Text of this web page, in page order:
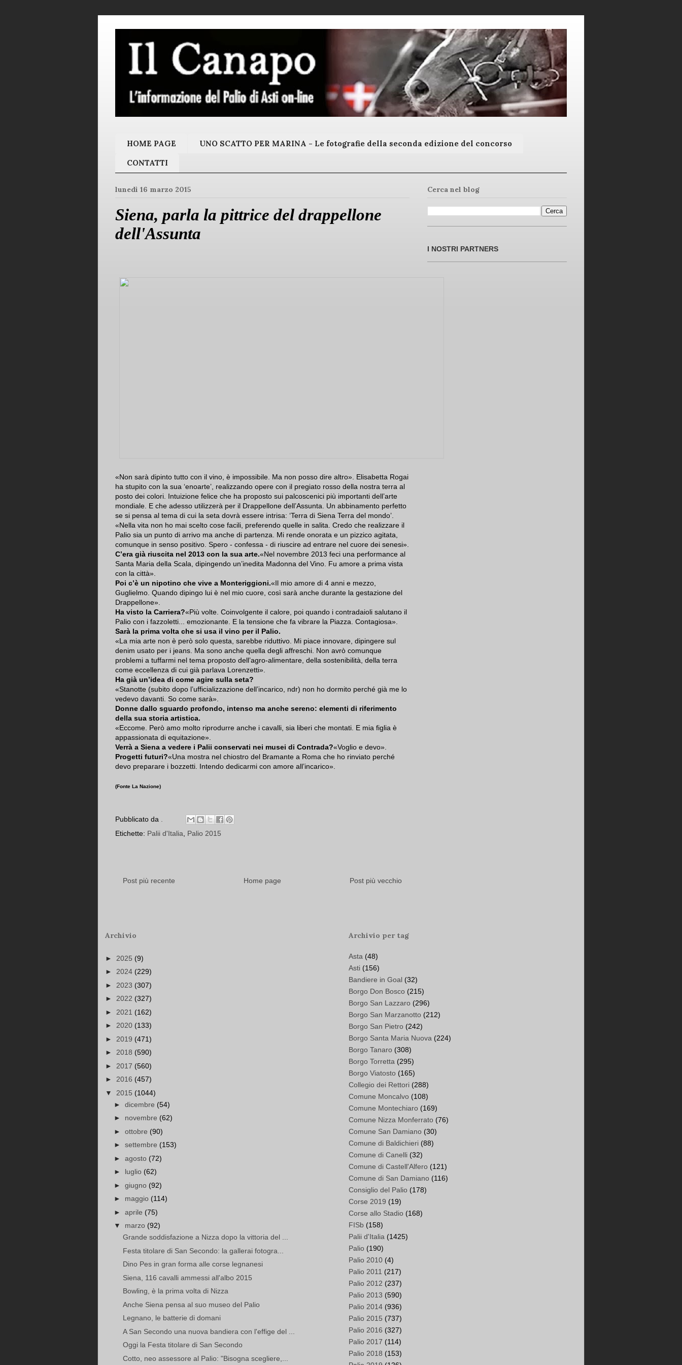
HOME PAGE UNO SCATTO PER MARINA - Le fotografie della seconda edizione del concorso
CONTATTI
lunedì 16 marzo 2015
Siena, parla la pittrice del drappellone
dell'Assunta
«Non sarà dipinto tutto con il vino, è impossibile. Ma non posso dire altro». Elisabetta Rogai
ha stupito con la sua ‘enoarte’, realizzando opere con il pregiato rosso della nostra terra al
posto dei colori. Intuizione felice che ha proposto sui palcoscenici più importanti dell’arte
mondiale. E che adesso utilizzerà per il Drappellone dell’Assunta. Un abbinamento perfetto
se si pensa al tema di cui la seta dovrà essere intrisa: ‘Terra di Siena Terra del mondo’.
«Nella vita non ho mai scelto cose facili, preferendo quelle in salita. Credo che realizzare il
Palio sia un punto di arrivo ma anche di partenza. Mi rende onorata e un pizzico agitata,
comunque in senso positivo. Spero - confessa - di riuscire ad entrare nel cuore dei senesi».
C’era già riuscita nel 2013 con la sua arte.«Nel novembre 2013 feci una performance al
Santa Maria della Scala, dipingendo un’inedita Madonna del Vino. Fu amore a prima vista
con la città».
Poi c’è un nipotino che vive a Monteriggioni.«Il mio amore di 4 anni e mezzo,
Guglielmo. Quando dipingo lui è nel mio cuore, così sarà anche durante la gestazione del
Drappellone».
Ha visto la Carriera?«Più volte. Coinvolgente il calore, poi quando i contradaioli salutano il
Palio con i fazzoletti... emozionante. E la tensione che fa vibrare la Piazza. Contagiosa».
Sarà la prima volta che si usa il vino per il Palio.
«La mia arte non è però solo questa, sarebbe riduttivo. Mi piace innovare, dipingere sul
denim usato per i jeans. Ma sono anche quella degli affreschi. Non avrò comunque
problemi a tuffarmi nel tema proposto dell’agro-alimentare, della sostenibilità, della terra
come eccellenza di cui già parlava Lorenzetti».
Ha già un’idea di come agire sulla seta?
«Stanotte (subito dopo l’ufficializzazione dell’incarico, ndr) non ho dormito perché già me lo
vedevo davanti. So come sarà».
Donne dallo sguardo profondo, intenso ma anche sereno: elementi di riferimento
della sua storia artistica.
«Eccome. Però amo molto riprodurre anche i cavalli, sia liberi che montati. E mia figlia è
appassionata di equitazione».
Verrà a Siena a vedere i Palii conservati nei musei di Contrada?«Voglio e devo».
Progetti futuri?«Una mostra nel chiostro del Bramante a Roma che ho rinviato perché
devo preparare i bozzetti. Intendo dedicarmi con amore all’incarico».
(Fonte La Nazione)
Pubblicato da
Etichette: Palii d'Italia, Palio 2015
Post più recente Post più vecchio
Home page
Cerca nel blog
I NOSTRI PARTNERS
Archivio
► 2025 (9)
► 2024 (229)
► 2023 (307)
► 2022 (327)
► 2021 (162)
► 2020 (133)
► 2019 (471)
► 2018 (590)
► 2017 (560)
► 2016 (457)
▼ 2015 (1044)
► dicembre (54)
► novembre (62)
► ottobre (90)
► settembre (153)
► agosto (72)
► luglio (62)
► giugno (92)
► maggio (114)
► aprile (75)
▼ marzo (92)
Grande soddisfazione a Nizza dopo la vittoria del ...
Festa titolare di San Secondo: la gallerai fotogra...
Dino Pes in gran forma alle corse legnanesi
Siena, 116 cavalli ammessi all'albo 2015
Bowling, è la prima volta di Nizza
Anche Siena pensa al suo museo del Palio
Legnano, le batterie di domani
A San Secondo una nuova bandiera con l'effige del ...
Oggi la Festa titolare di San Secondo
Cotto, neo assessore al Palio: "Bisogna scegliere,...
Archivio per tag
Asta (48)
Asti (156)
Bandiere in Goal (32)
Borgo Don Bosco (215)
Borgo San Lazzaro (296)
Borgo San Marzanotto (212)
Borgo San Pietro (242)
Borgo Santa Maria Nuova (224)
Borgo Tanaro (308)
Borgo Torretta (295)
Borgo Viatosto (165)
Collegio dei Rettori (288)
Comune Moncalvo (108)
Comune Montechiaro (169)
Comune Nizza Monferrato (76)
Comune San Damiano (30)
Comune di Baldichieri (88)
Comune di Canelli (32)
Comune di Castell'Alfero (121)
Comune di San Damiano (116)
Consiglio del Palio (178)
Corse 2019 (19)
Corse allo Stadio (168)
FISb (158)
Palii d'Italia (1425)
Palio (190)
Palio 2010 (4)
Palio 2011 (217)
Palio 2012 (237)
Palio 2013 (590)
Palio 2014 (936)
Palio 2015 (737)
Palio 2016 (327)
Palio 2017 (114)
Palio 2018 (153)